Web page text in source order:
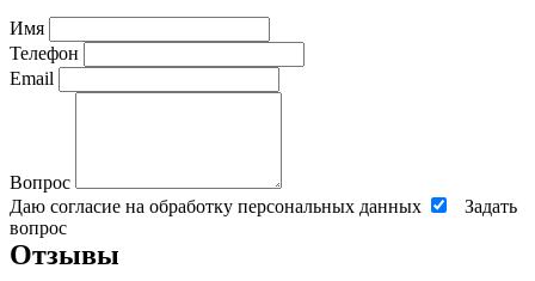
Имя
Телефон
Email
Вопрос
Даю согласие на обработку персональных данных
Задать
вопрос
Отзывы